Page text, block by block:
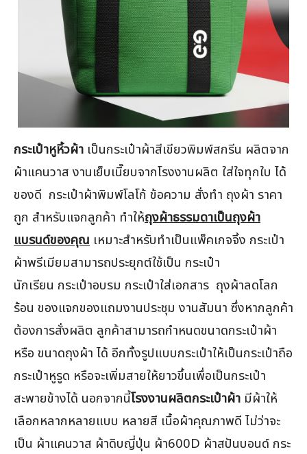
กระเป๋าหูหิ้วผ้า เป็นกระเป๋าผ้าสีเขียวพิมพ์สกรีน ผลิตจาก
ผ้าแคนวาส งานเย็บเนี๊ยบจากโรงงานผลิต ใส่ใจทุกใบ ได้
ของดี กระเป๋าผ้าพิมพ์โลโก้ ข้อความ สั่งทำ ถุงผ้า ราคา
ถูก สำหรับแจกลูกค้า ทำให้ถุงผ้าธรรมดาเป็นถุงผ้า
แบรนด์ของคุณ เหมาะสำหรับทำเป็นแพ็คเกจจิ้ง กระเป๋า
ผ้าพรีเมียมสามารถประยุกต์ใช้เป็น กระเป๋า
นักเรียน กระเป๋าอบรม กระเป๋าใส่เอกสาร ถุงผ้าลดโลก
ร้อน ของแจกของแถมงานประชุม งานสัมนา ซึ่งหากลูกค้า
ต้องการสั่งผลิต ลูกค้าสามารถกำหนดขนาดกระเป๋าผ้า
หรือ ขนาดถุงผ้า ได้ อีกทั้งรูปแบบกระเป๋าให้เป็นกระเป๋าถือ
กระเป๋าหูรูด หรือจะเพิ่มสายให้ยาวขึ้นเพื่อเป็นกระเป๋า
สะพายข้างได้ นอกจากนี้โรงงานผลิตกระเป๋าผ้า มีผ้าให้
เลือกหลากหลายแบบ หลายสี เนื้อผ้าคุณภาพดี ไม่ว่าจะ
เป็น ผ้าแคนวาส ผ้าดิบญี่ปุ่น ผ้า600D ผ้าสปันบอนด์ กระ